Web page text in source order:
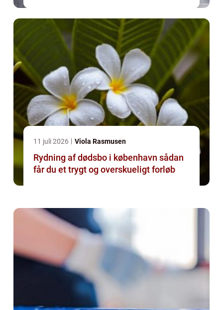
11 juli 2026 Viola Rasmusen
Rydning af dødsbo i københavn sådan
får du et trygt og overskueligt forløb